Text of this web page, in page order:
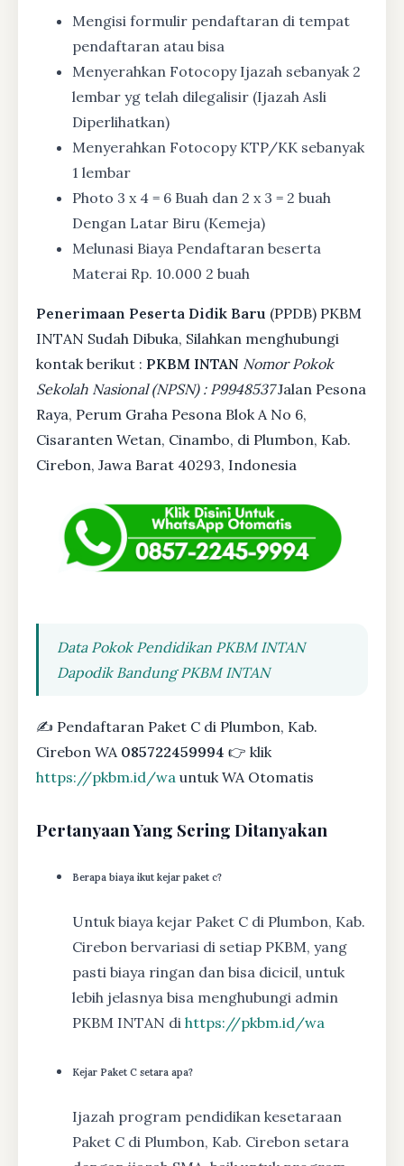
Mengisi formulir pendaftaran di tempat
pendaftaran atau bisa
Menyerahkan Fotocopy Ijazah sebanyak 2
lembar yg telah dilegalisir (Ijazah Asli
Diperlihatkan)
Menyerahkan Fotocopy KTP/KK sebanyak
1 lembar
Photo 3 x 4 = 6 Buah dan 2 x 3 = 2 buah
Dengan Latar Biru (Kemeja)
Melunasi Biaya Pendaftaran beserta
Materai Rp. 10.000 2 buah
Penerimaan Peserta Didik Baru (PPDB) PKBM
INTAN Sudah Dibuka, Silahkan menghubungi
kontak berikut : PKBM INTAN Nomor Pokok
Sekolah Nasional (NPSN) : P9948537Jalan Pesona
Raya, Perum Graha Pesona Blok A No 6,
Cisaranten Wetan, Cinambo, di Plumbon, Kab.
Cirebon, Jawa Barat 40293, Indonesia
Data Pokok Pendidikan PKBM INTAN
Dapodik Bandung PKBM INTAN
✍ Pendaftaran Paket C di Plumbon, Kab.
Cirebon WA 085722459994 👉 klik
https://pkbm.id/wa untuk WA Otomatis
Pertanyaan Yang Sering Ditanyakan
Berapa biaya ikut kejar paket c?
Untuk biaya kejar Paket C di Plumbon, Kab.
Cirebon bervariasi di setiap PKBM, yang
pasti biaya ringan dan bisa dicicil, untuk
lebih jelasnya bisa menghubungi admin
PKBM INTAN di https://pkbm.id/wa
Kejar Paket C setara apa?
Ijazah program pendidikan kesetaraan
Paket C di Plumbon, Kab. Cirebon setara